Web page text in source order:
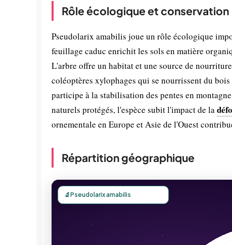
Rôle écologique et conservation
Pseudolarix amabilis joue un rôle écologique
feuillage caduc enrichit les sols en matière
L'arbre offre un habitat et une source de
coléoptères xylophages qui se nourrissent du
participe à la stabilisation des pentes en
naturels protégés, l'espèce subit l'impact de la
ornementale en Europe et Asie de l'Ouest
Répartition géographique